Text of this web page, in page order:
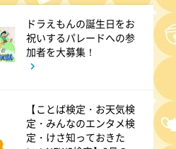
9:54
ステーション
11:10
甲子園 涙は、強さにな
ドラえもんの誕生日をお
祝いするパレードへの参
加者を大募集！
【ことば検定・お天気検
定・みんなのエンタメ検
定・けさ知っておきた